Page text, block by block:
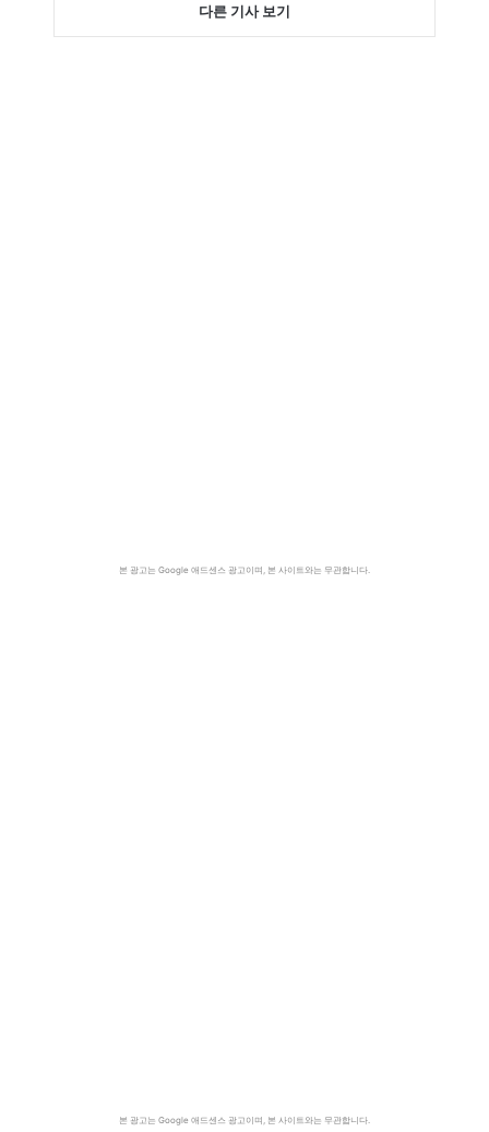
다른 기사 보기
본 광고는 Google 애드센스 광고이며, 본 사이트와는 무관합니다.
본 광고는 Google 애드센스 광고이며, 본 사이트와는 무관합니다.